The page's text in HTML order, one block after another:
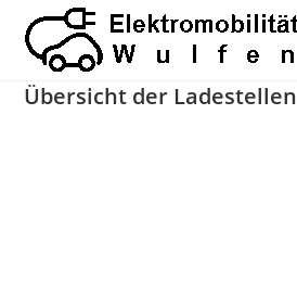
Inhalt
springen
Übersicht der Ladestellen